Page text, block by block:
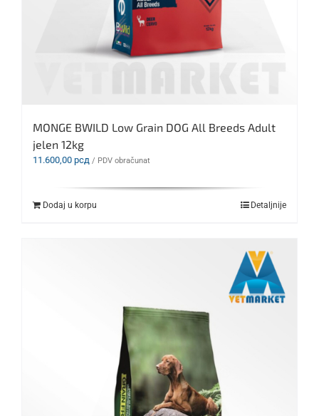
MONGE BWILD Low Grain DOG All Breeds Adult
jelen 12kg
11.600,00 рсд / PDV obračunat
Dodaj u korpu Detaljnije